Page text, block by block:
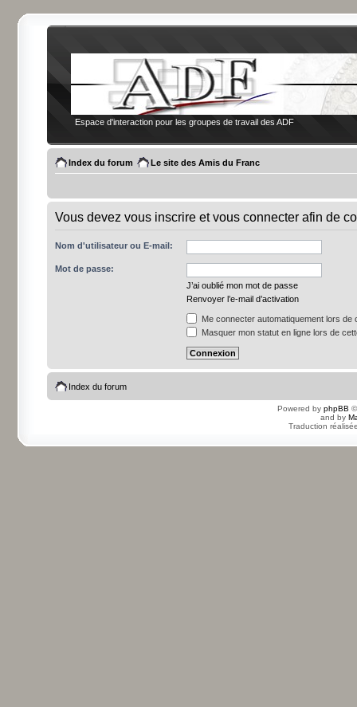
Espace d'interaction pour les groupes de travail des ADF
Index du forum Le site des Amis du Franc
Vous devez vous inscrire et vous connecter afin de
Nom d'utilisateur ou E-mail:
Mot de passe:
J’ai oublié mon mot de passe
Renvoyer l’e-mail d’activation
Me connecter automatiquement lors de
Masquer mon statut en ligne lors de
Index du forum
Powered by phpBB
and by
Traduction